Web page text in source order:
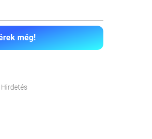
még!
Hirdetés